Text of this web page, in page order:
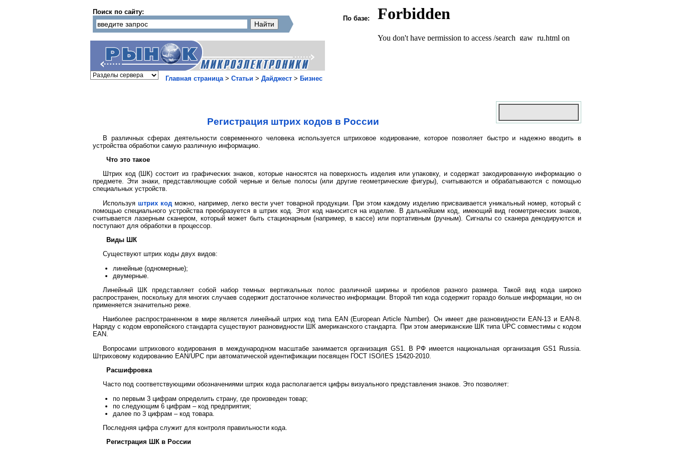
Поиск по сайту:
По базе:
Главная страница> Статьи > Дайджест > Бизнес
Регистрация штрих кодов в России
В различных сферах деятельности современного человека используется штриховое кодирование, которое позволяет быстро и надежно вводить в
устройства обработки самую различную информацию.
Что это такое
Штрих код (ШК) состоит из графических знаков, которые наносятся на поверхность изделия или упаковку, и содержат закодированную информацию о
предмете. Эти знаки, представляющие собой черные и белые полосы (или другие геометрические фигуры), считываются и обрабатываются с помощью
специальных устройств.
Используя штрих кодможно, например, легко вести учет товарной продукции. При этом каждому изделию присваивается уникальный номер, который с
помощью специального устройства преобразуется в штрих код. Этот код наносится на изделие. В дальнейшем код, имеющий вид геометрических знаков,
считывается лазерным сканером, который может быть стационарным (например, в кассе) или портативным (ручным). Сигналы со сканера декодируются и
поступают для обработки в процессор.
Виды ШК
Существуют штрих коды двух видов:
линейные (одномерные);
двумерные.
Линейный ШК представляет собой набор темных вертикальных полос различной ширины и пробелов разного размера. Такой вид кода широко
распространен, поскольку для многих случаев содержит достаточное количество информации. Второй тип кода содержит гораздо больше информации, но он
применяется значительно реже.
Наиболее распространенном в мире является линейный штрих код типа EAN (European Article Number). Он имеет две разновидности EAN-13 и EAN-8.
Наряду с кодом европейского стандарта существуют разновидности ШК американского стандарта. При этом американские ШК типа UPC совместимы с кодом
EAN.
Вопросами штрихового кодирования в международном масштабе занимается организация GS1. В РФ имеется национальная организация GS1 Russia.
Штриховому кодированию EAN/UPC при автоматической идентификации посвящен ГОСТ ISO/IES 15420-2010.
Расшифровка
Часто под соответствующими обозначениями штрих кода располагается цифры визуального представления знаков. Это позволяет:
по первым 3 цифрам определить страну, где произведен товар;
по следующим 6 цифрам – код предприятия;
далее по 3 цифрам – код товара.
Последняя цифра служит для контроля правильности кода.
Регистрация ШК в России